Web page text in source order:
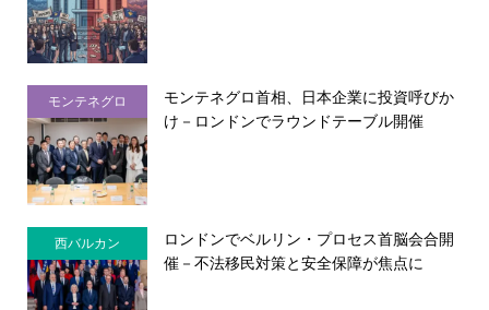
モンテネグロ
モンテネグロ首相、日本企業に投資呼びか
け－ロンドンでラウンドテーブル開催
西バルカン
ロンドンでベルリン・プロセス首脳会合開
催－不法移民対策と安全保障が焦点に